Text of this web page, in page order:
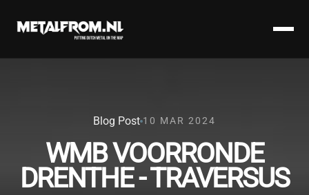
Blog Post 10 MAR 2024
WMB VOORRONDE
DRENTHE - TRAVERSUS